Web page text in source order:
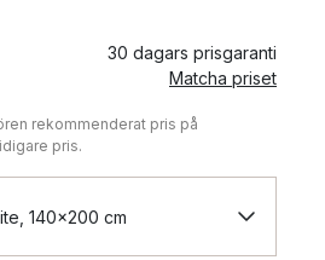
30 dagars prisgaranti
Matcha priset
rekommenderat pris på
pris.
140x200 cm